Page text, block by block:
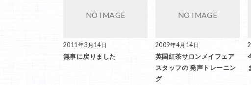
2011年3月14日
無事に戻りました
2009年4月14日
英国紅茶サロンメイフェア
スタッフの 発声トレーニン
グ